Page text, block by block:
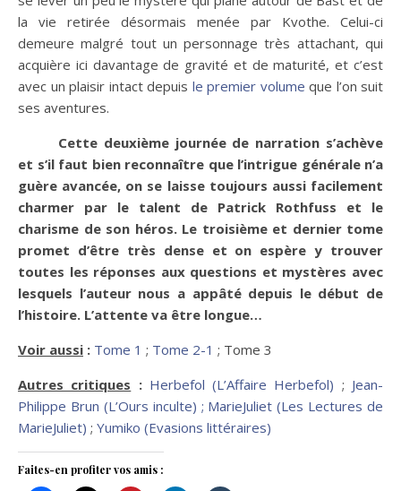
la vie retirée désormais menée par Kvothe. Celui-ci
demeure malgré tout un personnage très attachant, qui
acquière ici davantage de gravité et de maturité, et c’est
avec un plaisir intact depuis le premier volume que l’on suit
ses aventures.
Cette deuxième journée de narration s’achève
et s’il faut bien reconnaître que l’intrigue générale n’a
guère avancée, on se laisse toujours aussi facilement
charmer par le talent de Patrick Rothfuss et le
charisme de son héros. Le troisième et dernier tome
promet d’être très dense et on espère y trouver
toutes les réponses aux questions et mystères avec
lesquels l’auteur nous a appâté depuis le début de
l’histoire. L’attente va être longue…
Voir aussi : Tome 1 ; Tome 2-1 ; Tome 3
Autres critiques : Herbefol (L’Affaire Herbefol) ; Jean-
Philippe Brun (L’Ours inculte) ; MarieJuliet (Les Lectures de
MarieJuliet) ; Yumiko (Evasions littéraires)
Faites-en profiter vos amis :